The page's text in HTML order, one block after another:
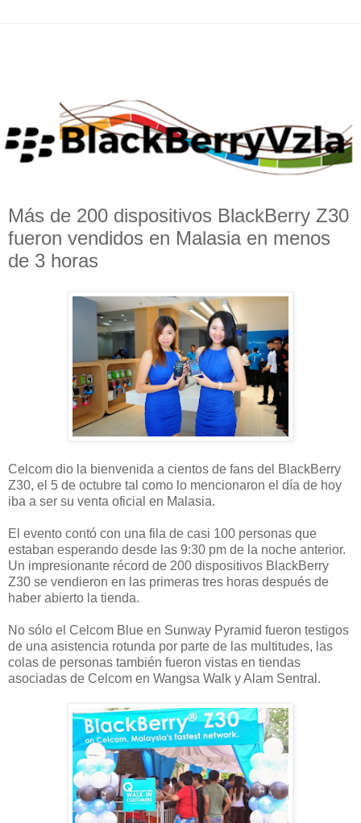
Más de 200 dispositivos BlackBerry Z30
fueron vendidos en Malasia en menos
de 3 horas
Celcom dio la bienvenida a cientos de fans del BlackBerry
Z30, el 5 de octubre tal como lo mencionaron el día de hoy
iba a ser su venta oficial en Malasia.
El evento contó con una fila de casi 100 personas que
estaban esperando desde las 9:30 pm de la noche anterior.
Un impresionante récord de 200 dispositivos BlackBerry
Z30 se vendieron en las primeras tres horas después de
haber abierto la tienda.
No sólo el Celcom Blue en Sunway Pyramid fueron testigos
de una asistencia rotunda por parte de las multitudes, las
colas de personas también fueron vistas en tiendas
asociadas de Celcom en Wangsa Walk y Alam Sentral.